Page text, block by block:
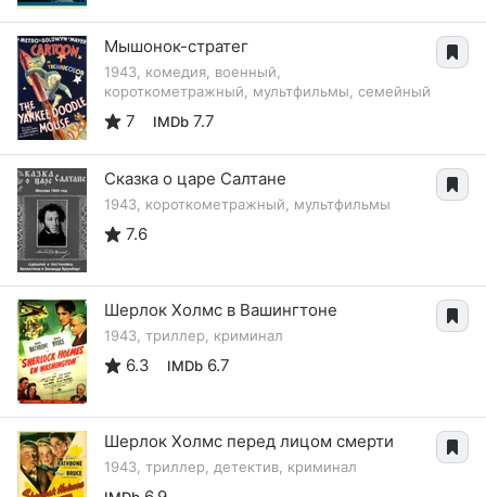
Мышонок-стратег
1943, комедия, военный,
короткометражный, мультфильмы, семейный
7 IMDb 7.7
Сказка о царе Салтане
1943, короткометражный, мультфильмы
7.6
Шерлок Холмс в Вашингтоне
1943, триллер, криминал
6.3 IMDb 6.7
Шерлок Холмс перед лицом смерти
1943, триллер, детектив, криминал